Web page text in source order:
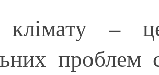
клімату –
проблем